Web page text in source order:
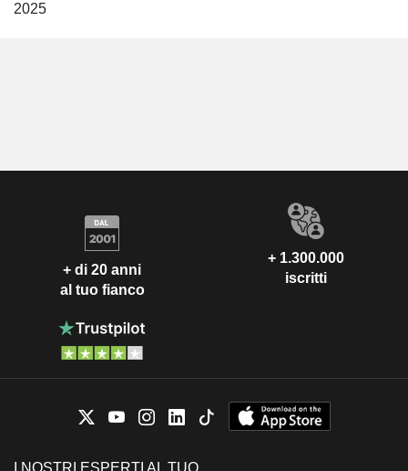
2025
+ di 20 anni
al tuo fianco
+ 1.300.000
iscritti